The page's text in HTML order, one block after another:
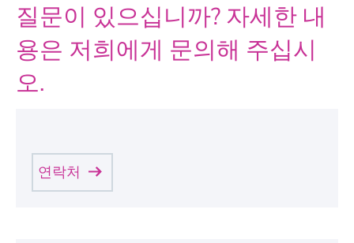
질문이 있으십니까? 자세한 내
용은 저희에게 문의해 주십시
오.
연락처